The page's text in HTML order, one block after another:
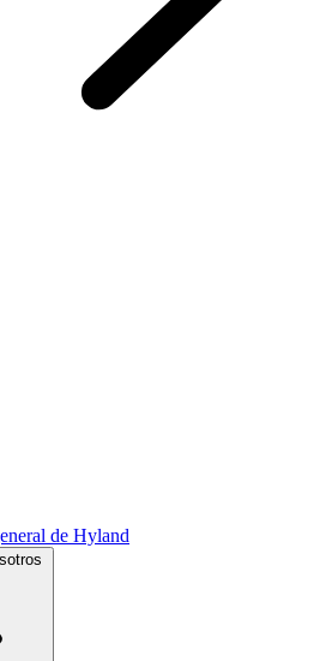
de Hyland